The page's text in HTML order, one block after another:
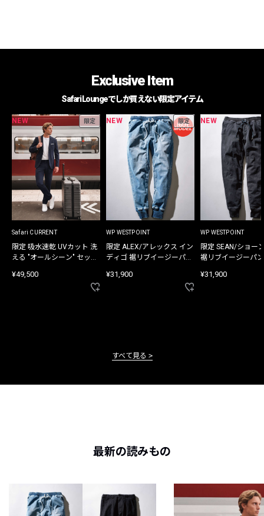
Exclusive Item
Safari Loungeでしか買えない限定アイテム
NEW 限定
Safari CURRENT
限定 吸水速乾 UVカット 洗
える "オールシーン" セット
¥49,500
NEW 限定
WP WESTPOINT
限定 ALEX/アレックス イン
ディゴ 裾リブイージーパン
¥31,900
NEW
WP WESTPOINT
限定 SEAN/ショー
裾リブイージーパ
¥31,900
すべて見る
最新の読みもの